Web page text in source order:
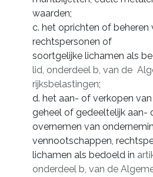
waarden;
c. het oprichten of
rechtspersonen of
soortgelijke lichamen als
lid, onderdeel b, van de
rijksbelastingen;
d. het aan- of verkopen
geheel of gedeeltelijk aan-
overnemen van
vennootschappen,
lichamen als bedoeld in
onderdeel b, van de